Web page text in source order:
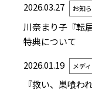
2026.03.27
お知
川奈まり子『転
特典について
2026.01.19
メデ
『救い、巣喰わ